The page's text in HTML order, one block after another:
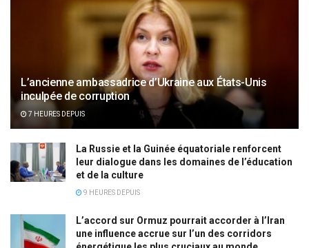
L’ancienne ambassadrice d’Ukraine aux États-Unis
inculpée de corruption
7 HEURES DEPUIS
La Russie et la Guinée équatoriale renforcent
leur dialogue dans les domaines de l’éducation
et de la culture
9 HEURES DEPUIS
L’accord sur Ormuz pourrait accorder à l’Iran
une influence accrue sur l’un des corridors